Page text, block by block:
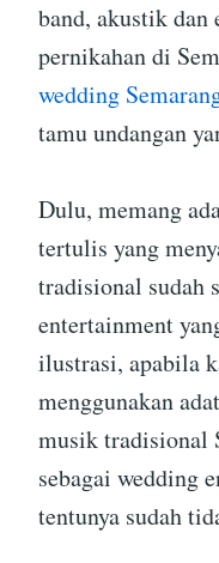
band, akustik dan
pernikahan di
wedding
tamu undangan
Dulu, memang
tertulis yang
tradisional sudah
entertainment
ilustrasi, apabila
menggunakan
musik tradisional
sebagai wedding
tentunya sudah